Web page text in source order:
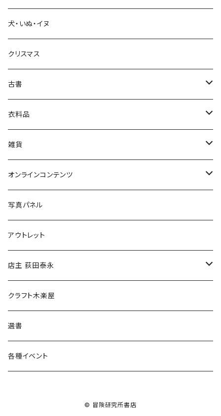
生活・暮らし
芸術・絵画・写真
絵本・児童書
娯楽・エンターテインメント
犬・いぬ・イヌ
クリスマス
古書
古書セット
美術
衣料品
POLEWARDS
Tシャツ
雑貨
バッグ
ブックカバー
マグカップ
傘
食料品
その他
オンラインコンテンツ
冒険クロストーク
写真パネル
アウトレット
店主 荻田泰永
書籍
ウェア
クラフト木楽屋
選書
各種イベント
© 冒険研究所書店